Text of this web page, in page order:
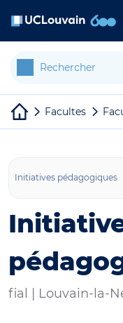
Facultes
Initiatives pédagogiques
fial | Louvain-la-